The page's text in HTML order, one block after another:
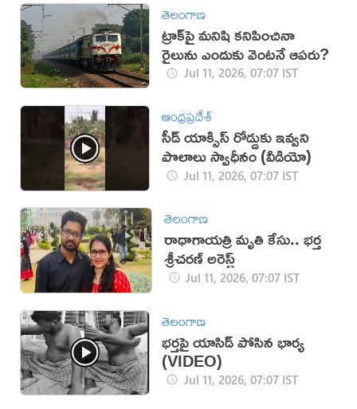
తెలంగాణ
ట్రాక్‌పై మనిషి కనిపించినా
రైలును ఎందుకు వెంటనే ఆపరు?
Jul 11, 2026, 07:07 IST
ఆంధ్రప్రదేశ్
సీడ్ యాక్సిస్ రోడ్డుకు ఇవ్వని
పొలాలు స్వాధీనం (వీడియో)
Jul 11, 2026, 07:07 IST
తెలంగాణ
రాధాగాయత్రి మృతి కేసు.. భర్త
శ్రీచరణ్ అరెస్ట్
Jul 11, 2026, 07:07 IST
తెలంగాణ
భర్తపై యాసిడ్ పోసిన భార్య
(VIDEO)
Jul 11, 2026, 07:07 IST